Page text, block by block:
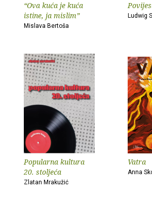
“Ova kuća je kuća
istine, ja mislim”
Mislava Bertoša
Ludwig
Popularna kultura
20. stoljeća
Zlatan Mrakužić
Vatra
Anna